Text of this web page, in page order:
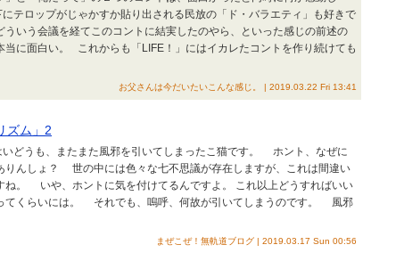
テロップがじゃかすか貼り出される民放の「ド・バラエティ」も好きで
ういう会議を経てこのコントに結実したのやら、といった感じの前述の
当に面白い。 これからも「LIFE！」にはイカレたコントを作り続けても
お父さんは今だいたいこんな感じ。 | 2019.03.22 Fri 13:41
ズム」2
どうも、またまた風邪を引いてしまったこ猫です。 ホント、なぜに
りんしょ？ 世の中には色々な七不思議が存在しますが、これは間違い
ね。 いや、ホントに気を付けてるんですよ。 これ以上どうすればいい
てくらいには。 それでも、嗚呼、何故が引いてしまうのです。 風邪
まぜこぜ！無軌道ブログ | 2019.03.17 Sun 00:56